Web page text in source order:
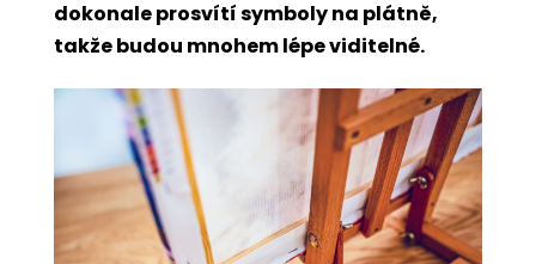
dokonale prosvítí symboly na plátně,
takže budou mnohem lépe viditelné.